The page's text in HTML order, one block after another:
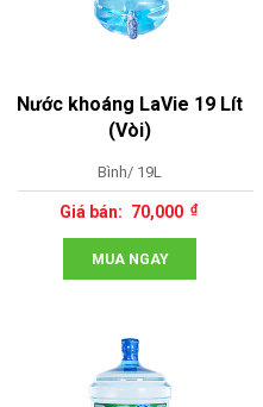
Nước khoáng LaVie 19 Lít
(Vòi)
Bình/ 19L
70,000
MUA NGAY